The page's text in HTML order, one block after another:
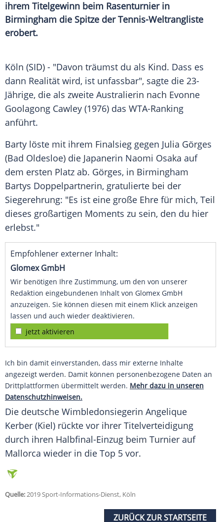
ihrem Titelgewinn beim Rasenturnier in
Birmingham die Spitze der Tennis-Weltrangliste
erobert.
Köln (SID) - "Davon träumst du als Kind. Dass es
dann Realität wird, ist unfassbar", sagte die 23-
Jährige, die als zweite Australierin nach Evonne
Goolagong Cawley (1976) das WTA-Ranking
anführt.
Barty löste mit ihrem Finalsieg gegen Julia Görges
(Bad Oldesloe) die Japanerin Naomi Osaka auf
dem ersten Platz ab. Görges, in Birmingham
Bartys Doppelpartnerin, gratulierte bei der
Siegerehrung: "Es ist eine große Ehre für mich, Teil
dieses großartigen Moments zu sein, den du hier
erlebst."
Empfohlener externer Inhalt:
Glomex GmbH
Wir benötigen Ihre Zustimmung, um den von unserer
Redaktion eingebundenen Inhalt von Glomex GmbH
anzuzeigen. Sie können diesen mit einem Klick anzeigen
lassen und auch wieder deaktivieren.
jetzt aktivieren
Ich bin damit einverstanden, dass mir externe Inhalte
angezeigt werden. Damit können personenbezogene Daten an
Drittplattformen übermittelt werden. Mehr dazu in unseren
Datenschutzhinweisen.
Die deutsche Wimbledonsiegerin Angelique
Kerber (Kiel) rückte vor ihrer Titelverteidigung
durch ihren Halbfinal-Einzug beim Turnier auf
Mallorca wieder in die Top 5 vor.
Quelle:2019 Sport-Informations-Dienst, Köln
ZURÜCK ZUR STARTSEITE